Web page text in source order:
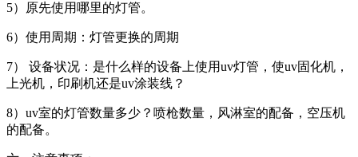
5）原先使用哪里的灯管。
6）使用周期：灯管更换的周期
7） 设备状况：是什么样的设备上使用uv灯管，使uv固化机，
上光机，印刷机还是uv涂装线？
8）uv室的灯管数量多少？喷枪数量，风淋室的配备，空压机
的配备。